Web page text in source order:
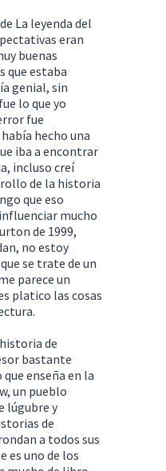
La leyenda del
eran
buenas
que estaba
genial, sin
lo que yo
fue
hecho una
iba a encontrar
incluso creí
de la historia
que eso
mucho
de 1999,
no estoy
se trate de un
parece un
platico las cosas
de
bastante
enseña en la
un pueblo
lúgubre y
de
a todos sus
es uno de los